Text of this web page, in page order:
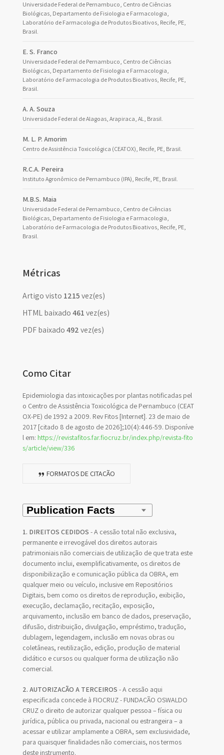
Universidade Federal de Pernambuco, Centro de Ciências
Biológicas, Departamento de Fisiologia e Farmacologia,
Laboratório de Farmacologia de Produtos Bioativos, Recife, PE,
Brasil.
E. S. Franco
Universidade Federal de Pernambuco, Centro de Ciências
Biológicas, Departamento de Fisiologia e Farmacologia,
Laboratório de Farmacologia de Produtos Bioativos, Recife, PE,
Brasil.
A. A. Souza
Universidade Federal de Alagoas, Arapiraca, AL, Brasil.
M. L. P. Amorim
Centro de Assistência Toxicológica (CEATOX), Recife, PE, Brasil.
R.C.A. Pereira
Instituto Agronômico de Pernambuco (IPA), Recife, PE, Brasil.
M.B.S. Maia
Universidade Federal de Pernambuco, Centro de Ciências
Biológicas, Departamento de Fisiologia e Farmacologia,
Laboratório de Farmacologia de Produtos Bioativos, Recife, PE,
Brasil.
Métricas
Artigo visto 1215vez(es)
HTML baixado461vez(es)
PDF baixado492vez(es)
Como Citar
Epidemiologia das intoxicações por plantas notificadas pel
o Centro de Assistência Toxicológica de Pernambuco (CEAT
OX-PE) de 1992 a 2009. Rev Fitos [Internet]. 23 de maio de
2017 [citado 8 de agosto de 2026];10(4):446-59. Disponíve
l em: https://revistafitos.far.fiocruz.br/index.php/revista-fito
s/article/view/336
FORMATOS DE CITAÇÃO
1. DIREITOS CEDIDOS - A cessão total não exclusiva,
permanente e irrevogável dos direitos autorais
patrimoniais não comerciais de utilização de que trata este
documento inclui, exemplificativamente, os direitos de
disponibilização e comunicação pública da OBRA, em
qualquer meio ou veículo, inclusive em Repositórios
Digitais, bem como os direitos de reprodução, exibição,
execução, declamação, recitação, exposição,
arquivamento, inclusão em banco de dados, preservação,
difusão, distribuição, divulgação, empréstimo, tradução,
dublagem, legendagem, inclusão em novas obras ou
coletâneas, reutilização, edição, produção de material
didático e cursos ou qualquer forma de utilização não
comercial.
2. AUTORIZAÇÃO A TERCEIROS - A cessão aqui
especificada concede à FIOCRUZ - FUNDAÇÃO OSWALDO
CRUZ o direito de autorizar qualquer pessoa – física ou
jurídica, pública ou privada, nacional ou estrangeira – a
acessar e utilizar amplamente a OBRA, sem exclusividade,
para quaisquer finalidades não comerciais, nos termos
deste instrumento.